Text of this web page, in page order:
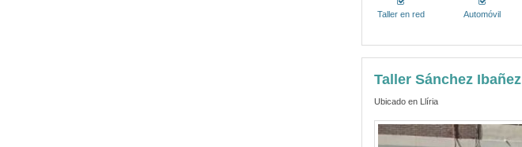
Taller en red Automóvil
Taller Sánchez Ibañez
Ubicado en Llíria